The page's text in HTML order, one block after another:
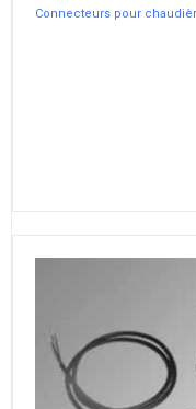
Connecteurs pour